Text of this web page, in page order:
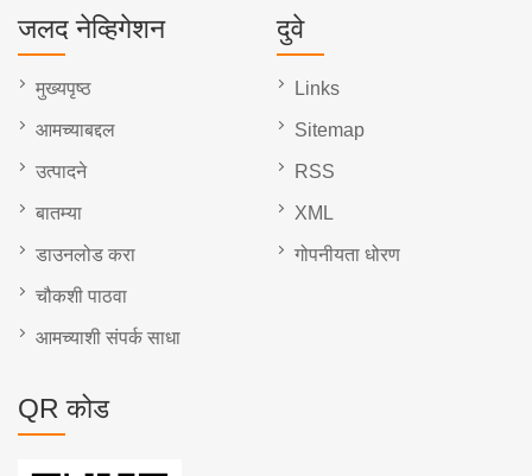
जलद नेव्हिगेशन
मुख्यपृष्ठ
आमच्याबद्दल
उत्पादने
बातम्या
डाउनलोड करा
चौकशी पाठवा
आमच्याशी संपर्क साधा
दुवे
Links
Sitemap
RSS
XML
गोपनीयता धोरण
QR कोड